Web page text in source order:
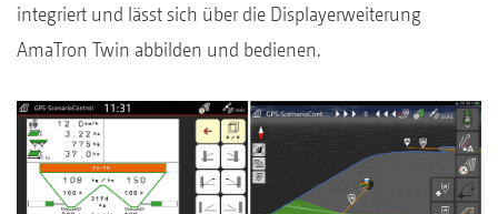
integriert und lässt sich über die Displayerweiterung
AmaTron Twin abbilden und bedienen.